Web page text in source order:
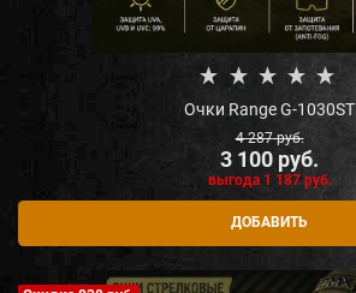
Очки Range G-1030ST
4 287 руб.
3 100 руб.
выгода 1 187 руб.
ДОБАВИТЬ